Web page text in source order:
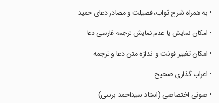
‏• به همراه شرح ثواب، فضیلت و مصادر دعای حمید
‏• امکان نمایش یا عدم نمایش ترجمه فارسی دعا
‏• امکان تغییر فونت و اندازه متن دعا و ترجمه
‏• اعراب گذاری صحیح
‏• صوتی اختصاصی (استاد سیداحمد برسی)